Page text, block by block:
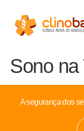
Sono na
A segurança dos